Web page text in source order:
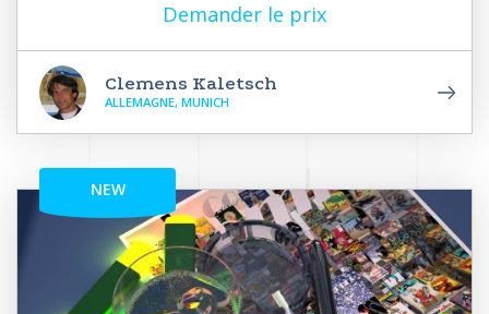
Demander le prix
Clemens Kaletsch
ALLEMAGNE, MUNICH
NEW